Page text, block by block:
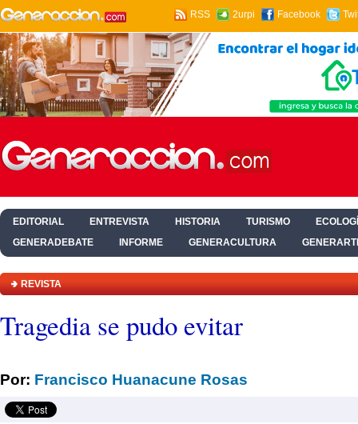
RSS 2urpi Facebook
EDITORIAL ENTREVISTA HISTORIA TURISMO
GENERADEBATE
INFORME GENERACULTURA
REVISTA
Tragedia se pudo evitar
Por: Francisco Huanacune Rosas